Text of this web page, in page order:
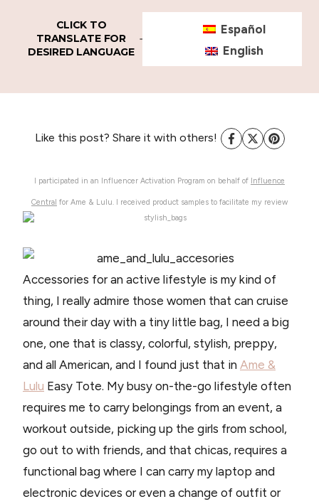
CLICK TO
TRANSLATE FOR
DESIRED LANGUAGE
Español
English
Like this post? Share it with others!
I participated in an Influencer Activation Program on behalf of Influence
Central for Ame & Lulu. I received product samples to facilitate my review
Accessories for an active lifestyle is my kind of
thing, I really admire those women that can cruise
around their day with a tiny little bag, I need a big
one, one that is classy, colorful, stylish, preppy,
and all American, and I found just that in Ame &
Lulu Easy Tote. My busy on-the-go lifestyle often
requires me to carry belongings from an event, a
workout outside, picking up the girls from school,
go out to with friends, and that chicas, requires a
functional bag where I can carry my laptop and
electronic devices or even a change of outfit or